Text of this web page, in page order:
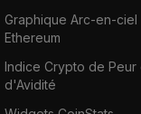
Graphique Arc-en-ciel
Ethereum
Indice Crypto de Peur
d'Avidité